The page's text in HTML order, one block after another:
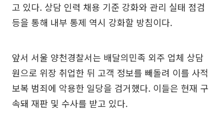
고 있다. 상담 인력 채용 기준 강화와 관리 실태 점검
등을 통해 내부 통제 역시 강화할 방침이다.
앞서 서울 양천경찰서는 배달의민족 외주 업체 상담
원으로 위장 취업한 뒤 고객 정보를 빼돌려 이를 사적
보복 범죄에 악용한 일당을 검거했다. 이들은 현재 구
속돼 재판 및 수사를 받고 있다.